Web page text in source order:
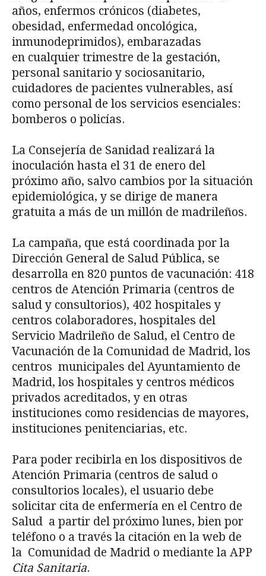
años, enfermos crónicos (diabetes,
obesidad, enfermedad oncológica,
inmunodeprimidos), embarazadas
en cualquier trimestre de la gestación,
personal sanitario y sociosanitario,
cuidadores de pacientes vulnerables, así
como personal de los servicios esenciales:
bomberos o policías.
La Consejería de Sanidad realizará la
inoculación hasta el 31 de enero del
próximo año, salvo cambios por la situación
epidemiológica, y se dirige de manera
gratuita a más de un millón de madrileños.
La campaña, que está coordinada por la
Dirección General de Salud Pública, se
desarrolla en 820 puntos de vacunación: 418
centros de Atención Primaria (centros de
salud y consultorios), 402 hospitales y
centros colaboradores, hospitales del
Servicio Madrileño de Salud, el Centro de
Vacunación de la Comunidad de Madrid, los
centros municipales del Ayuntamiento de
Madrid, los hospitales y centros médicos
privados acreditados, y en otras
instituciones como residencias de mayores,
instituciones penitenciarias, etc.
Para poder recibirla en los dispositivos de
Atención Primaria (centros de salud o
consultorios locales), el usuario debe
solicitar cita de enfermería en el Centro de
Salud a partir del próximo lunes, bien por
teléfono o a través la citación en la web de
la Comunidad de Madrid o mediante la APP
Cita Sanitaria.